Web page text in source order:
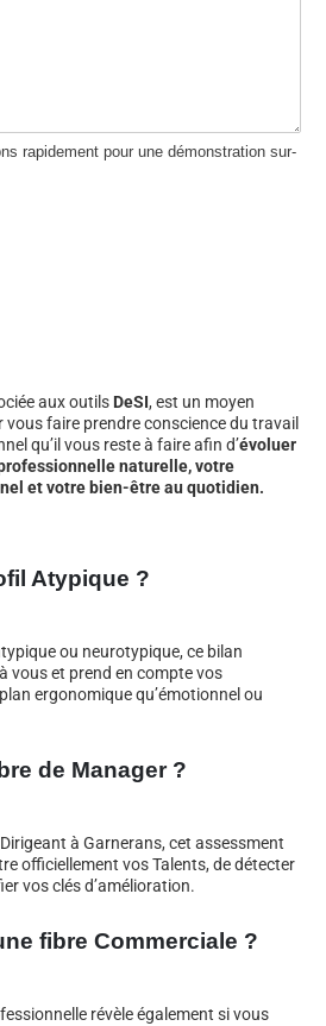
rapidement pour une démonstration sur-
aux outils DeSI, est un moyen
faire prendre conscience du travail
qu’il vous reste à faire afin d’évoluer
naturelle, votre
et votre bien-être au quotidien.
Atypique ?
ou neurotypique, ce bilan
vous et prend en compte vos
ergonomique qu’émotionnel ou
de Manager ?
à Garnerans, cet assessment
officiellement vos Talents, de détecter
vos clés d’amélioration.
fibre Commerciale ?
révèle également si vous